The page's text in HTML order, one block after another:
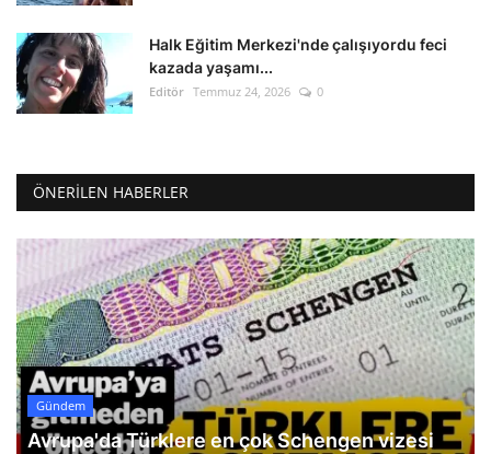
Halk Eğitim Merkezi'nde çalışıyordu feci
kazada yaşamı...
Editör Temmuz 24, 2026 0
ÖNERILEN HABERLER
Gündem
Avrupa'da Türklere en çok Schengen vizesi